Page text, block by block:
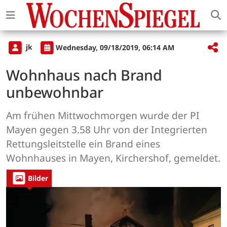
jk Wednesday, 09/18/2019, 06:14 AM
Wohnhaus nach Brand
unbewohnbar
Am frühen Mittwochmorgen wurde der PI
Mayen gegen 3.58 Uhr von der Integrierten
Rettungsleitstelle ein Brand eines
Wohnhauses in Mayen, Kirchershof, gemeldet.
Bilder